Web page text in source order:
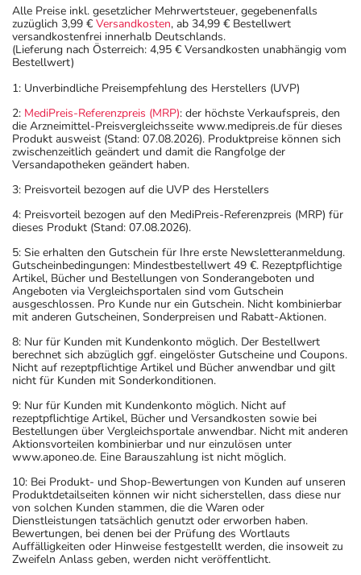
Alle Preise inkl. gesetzlicher Mehrwertsteuer, gegebenenfalls
zuzüglich 3,99 € Versandkosten, ab 34,99 € Bestellwert
versandkostenfrei innerhalb Deutschlands.
(Lieferung nach Österreich: 4,95 € Versandkosten unabhängig vom
Bestellwert)
1: Unverbindliche Preisempfehlung des Herstellers (UVP)
2: MediPreis-Referenzpreis (MRP): der höchste Verkaufspreis, den
die Arzneimittel-Preisvergleichsseite www.medipreis.de für dieses
Produkt ausweist (Stand: 07.08.2026). Produktpreise können sich
zwischenzeitlich geändert und damit die Rangfolge der
Versandapotheken geändert haben.
3: Preisvorteil bezogen auf die UVP des Herstellers
4: Preisvorteil bezogen auf den MediPreis-Referenzpreis (MRP) für
dieses Produkt (Stand: 07.08.2026).
5: Sie erhalten den Gutschein für Ihre erste Newsletteranmeldung.
Gutscheinbedingungen: Mindestbestellwert 49 €. Rezeptpflichtige
Artikel, Bücher und Bestellungen von Sonderangeboten und
Angeboten via Vergleichsportalen sind vom Gutschein
ausgeschlossen. Pro Kunde nur ein Gutschein. Nicht kombinierbar
mit anderen Gutscheinen, Sonderpreisen und Rabatt-Aktionen.
8: Nur für Kunden mit Kundenkonto möglich. Der Bestellwert
berechnet sich abzüglich ggf. eingelöster Gutscheine und Coupons.
Nicht auf rezeptpflichtige Artikel und Bücher anwendbar und gilt
nicht für Kunden mit Sonderkonditionen.
9: Nur für Kunden mit Kundenkonto möglich. Nicht auf
rezeptpflichtige Artikel, Bücher und Versandkosten sowie bei
Bestellungen über Vergleichsportale anwendbar. Nicht mit anderen
Aktionsvorteilen kombinierbar und nur einzulösen unter
www.aponeo.de. Eine Barauszahlung ist nicht möglich.
10: Bei Produkt- und Shop-Bewertungen von Kunden auf unseren
Produktdetailseiten können wir nicht sicherstellen, dass diese nur
von solchen Kunden stammen, die die Waren oder
Dienstleistungen tatsächlich genutzt oder erworben haben.
Bewertungen, bei denen bei der Prüfung des Wortlauts
Auffälligkeiten oder Hinweise festgestellt werden, die insoweit zu
Zweifeln Anlass geben, werden nicht veröffentlicht.